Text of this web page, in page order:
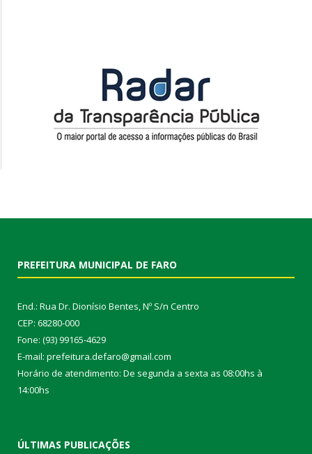
PREFEITURA MUNICIPAL DE FARO
End.: Rua Dr. Dionísio Bentes, Nº S/n Centro
CEP: 68280-000
Fone: (93) 99165-4629
E-mail: prefeitura.defaro@gmail.com
Horário de atendimento: De segunda a sexta as 08:00hs à
14:00hs
ÚLTIMAS PUBLICAÇÕES